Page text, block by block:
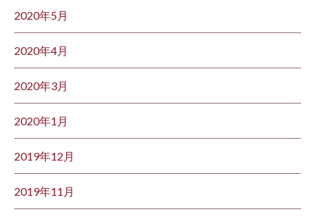
2020年5月
2020年4月
2020年3月
2020年1月
2019年12月
2019年11月